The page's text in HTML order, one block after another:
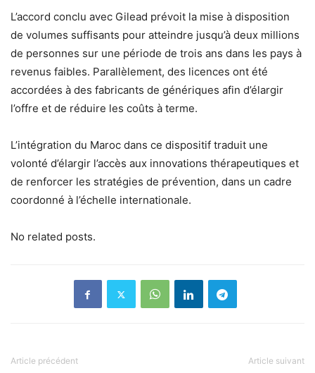
L’accord conclu avec Gilead prévoit la mise à disposition
de volumes suffisants pour atteindre jusqu’à deux millions
de personnes sur une période de trois ans dans les pays à
revenus faibles. Parallèlement, des licences ont été
accordées à des fabricants de génériques afin d’élargir
l’offre et de réduire les coûts à terme.
L’intégration du Maroc dans ce dispositif traduit une
volonté d’élargir l’accès aux innovations thérapeutiques et
de renforcer les stratégies de prévention, dans un cadre
coordonné à l’échelle internationale.
No related posts.
Article précédent Article suivant